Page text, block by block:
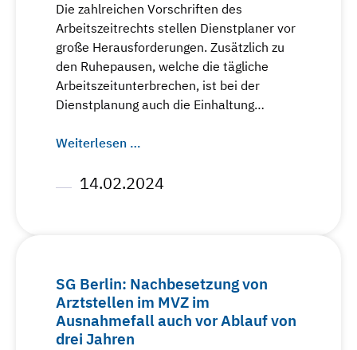
Die zahlreichen Vorschriften des
Arbeitszeitrechts stellen Dienstplaner vor
große Herausforderungen. Zusätzlich zu
den Ruhepausen, welche die tägliche
Arbeitszeitunterbrechen, ist bei der
Dienstplanung auch die Einhaltung…
Weiterlesen …
14.02.2024
SG Berlin: Nachbesetzung von
Arztstellen im MVZ im
Ausnahmefall auch vor Ablauf von
drei Jahren